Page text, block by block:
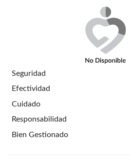
Seguridad
Efectividad
Cuidado
Responsabilidad
Bien Gestionado